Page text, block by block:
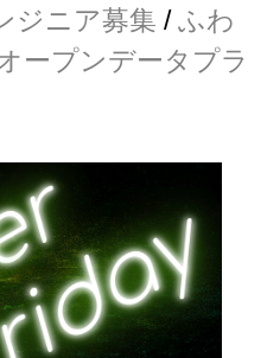
ジニア募集 /ふわ
ープンデータプラ